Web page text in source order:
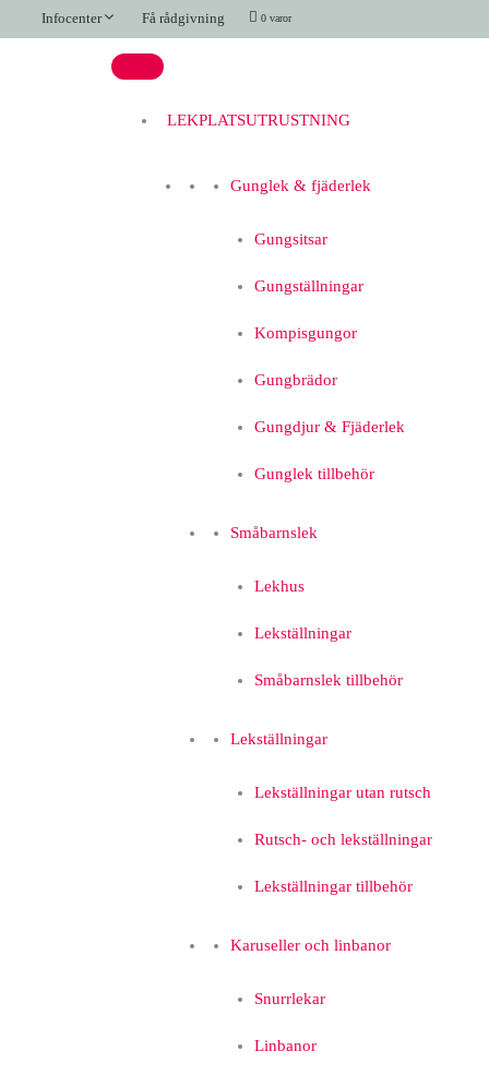
Hoppa
till
Infocenter Få rådgivning 0 varor
LEKPLATSUTRUSTNING
Gunglek & fjäderlek
Gungsitsar
Gungställningar
Kompisgungor
Gungbrädor
Gungdjur & Fjäderlek
Gunglek tillbehör
Småbarnslek
Lekhus
Lekställningar
Småbarnslek tillbehör
Lekställningar
Lekställningar utan rutsch
Rutsch- och lekställningar
Lekställningar tillbehör
Karuseller och linbanor
Snurrlekar
Linbanor
Terräng-
rep